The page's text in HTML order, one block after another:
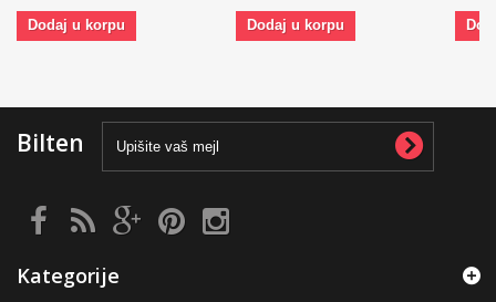
Dodaj u korpu Dodaj u korpu
Bilten
Kategorije